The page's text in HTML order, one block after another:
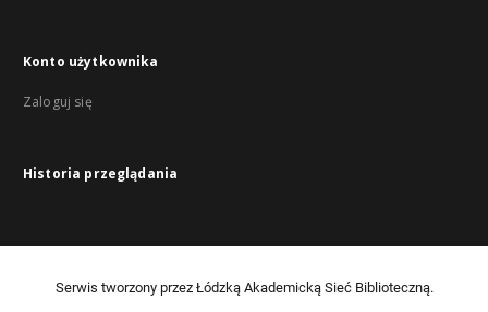
Konto użytkownika
Zaloguj się
Historia przeglądania
Serwis tworzony przez Łódzką Akademicką Sieć Biblioteczną.